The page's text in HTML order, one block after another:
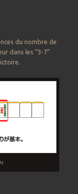
du nombre de
dans les “3-7”